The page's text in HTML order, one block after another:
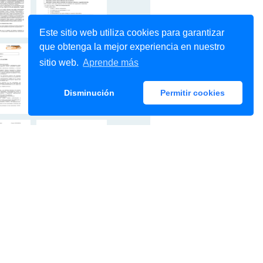
Este sitio web utiliza cookies para garantizar
que obtenga la mejor experiencia en nuestro
sitio web. Aprende más
Disminución Permitir cookies